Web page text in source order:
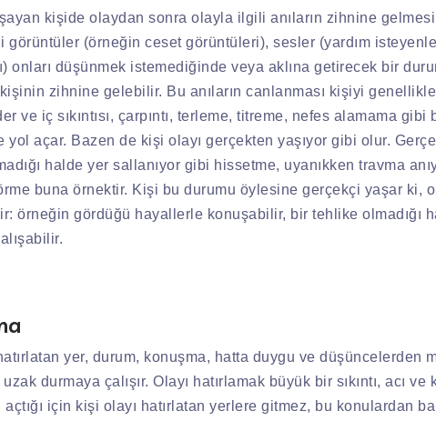
kişide olaydan sonra olayla ilgili anıların zihnine gelmesi
görüntüler (örneğin ceset görüntüleri), sesler (yardım
onları düşünmek istemediğinde veya aklına getirecek bir
zihnine gelebilir. Bu anıların canlanması kişiyi
ve iç sıkıntısı, çarpıntı, terleme, titreme, nefes alamama gibi
yol açar. Bazen de kişi olayı gerçekten yaşıyor gibi olur.
halde yer sallanıyor gibi hissetme, uyanıkken travma
buna örnektir. Kişi bu durumu öylesine gerçekçi yaşar ki,
örneğin gördüğü hayallerle konuşabilir, bir tehlike olmadığı
yer, durum, konuşma, hatta duygu ve düşüncelerden
durmaya çalışır. Olayı hatırlamak büyük bir sıkıntı, acı ve
için kişi olayı hatırlatan yerlere gitmez, bu konulardan